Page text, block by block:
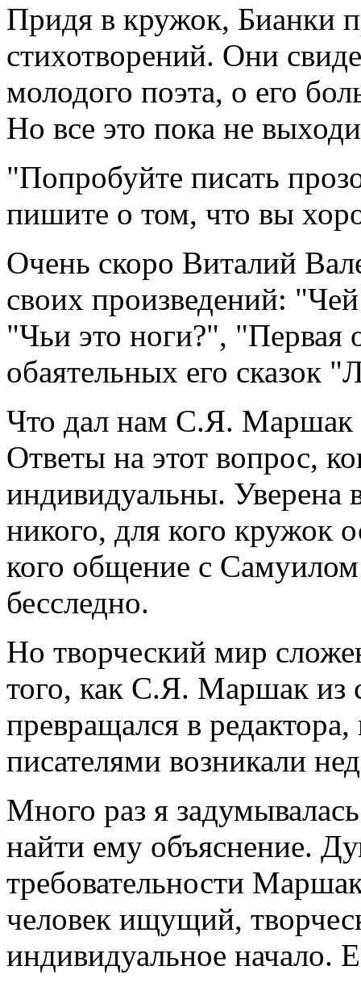
Придя в кружок, Бианки
стихотворений. Они
молодого поэта, о его
Но все это пока не
"Попробуйте писать
пишите о том, что вы
Очень скоро Виталий
своих произведений:
"Чьи это ноги?", "Первая
обаятельных его сказок
Что дал нам С.Я. Маршак
Ответы на этот вопрос,
индивидуальны. Уверена
никого, для кого кружок
кого общение с
бесследно.
Но творческий мир
того, как С.Я. Маршак из
превращался в
писателями возникали
Много раз я
найти ему объяснение.
требовательности
человек ищущий,
индивидуальное начало.